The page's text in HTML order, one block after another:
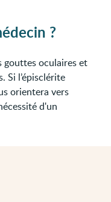
?
gouttes oculaires et
Si l’épisclérite
orientera vers
d'un